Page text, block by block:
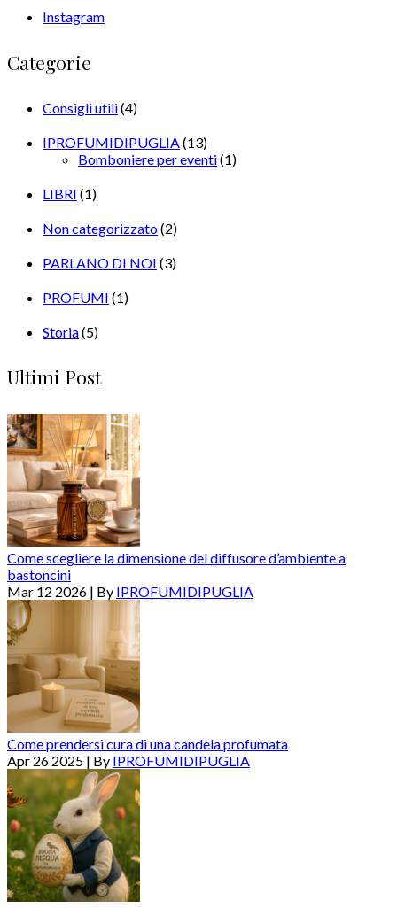
Instagram
Categorie
Consigli utili(4)
IPROFUMIDIPUGLIA (13)
Bomboniere per eventi(1)
LIBRI (1)
Non categorizzato(2)
PARLANO DI NOI (3)
PROFUMI (1)
Storia(5)
Ultimi Post
Come scegliere la dimensione del diffusore d’ambiente a
bastoncini
Mar 12 2026 | By IPROFUMIDIPUGLIA
Come prendersi cura di una candela profumata
Apr 26 2025 | By IPROFUMIDIPUGLIA